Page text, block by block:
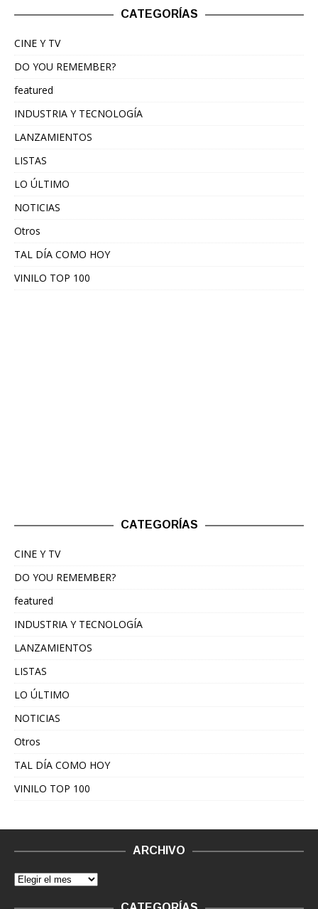
CATEGORÍAS
CINE Y TV
DO YOU REMEMBER?
featured
INDUSTRIA Y TECNOLOGÍA
LANZAMIENTOS
LISTAS
LO ÚLTIMO
NOTICIAS
Otros
TAL DÍA COMO HOY
VINILO TOP 100
CATEGORÍAS
CINE Y TV
DO YOU REMEMBER?
featured
INDUSTRIA Y TECNOLOGÍA
LANZAMIENTOS
LISTAS
LO ÚLTIMO
NOTICIAS
Otros
TAL DÍA COMO HOY
VINILO TOP 100
ARCHIVO